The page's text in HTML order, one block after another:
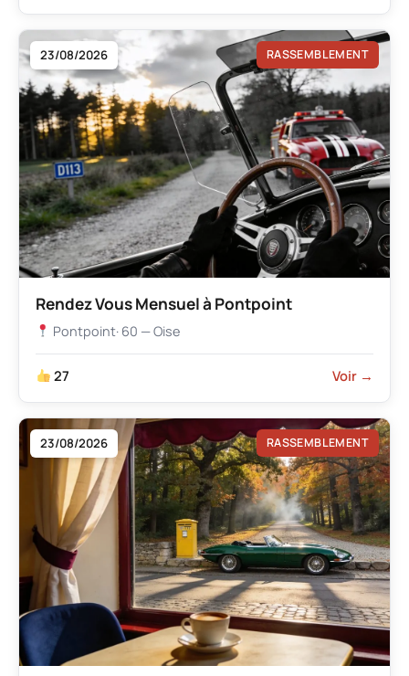
23/08/2026 RASSEMBLEMENT
Rendez Vous Mensuel à Pontpoint
Pontpoint· 60 — Oise
27 Voir →
23/08/2026 RASSEMBLEMENT